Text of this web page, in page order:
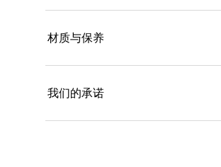
材质与保养
我们的承诺